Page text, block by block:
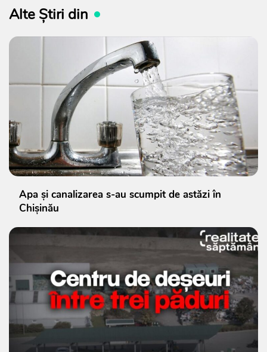
Alte Știri din
Apa și canalizarea s-au scumpit de astăzi în
Chișinău